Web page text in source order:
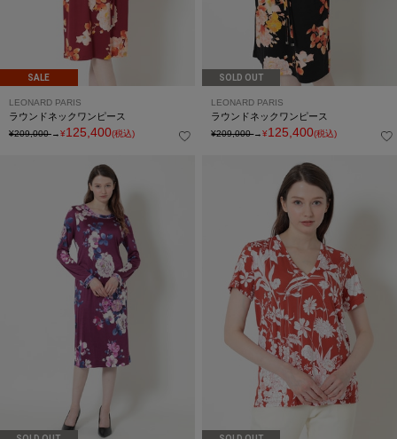
SALE
LEONARD PARIS
ラウンドネックワンピース
¥209,000→¥125,400(税込)
SOLD OUT
LEONARD PARIS
ラウンドネックワンピース
¥209,000→¥125,400(税込)